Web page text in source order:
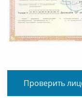
Проверить